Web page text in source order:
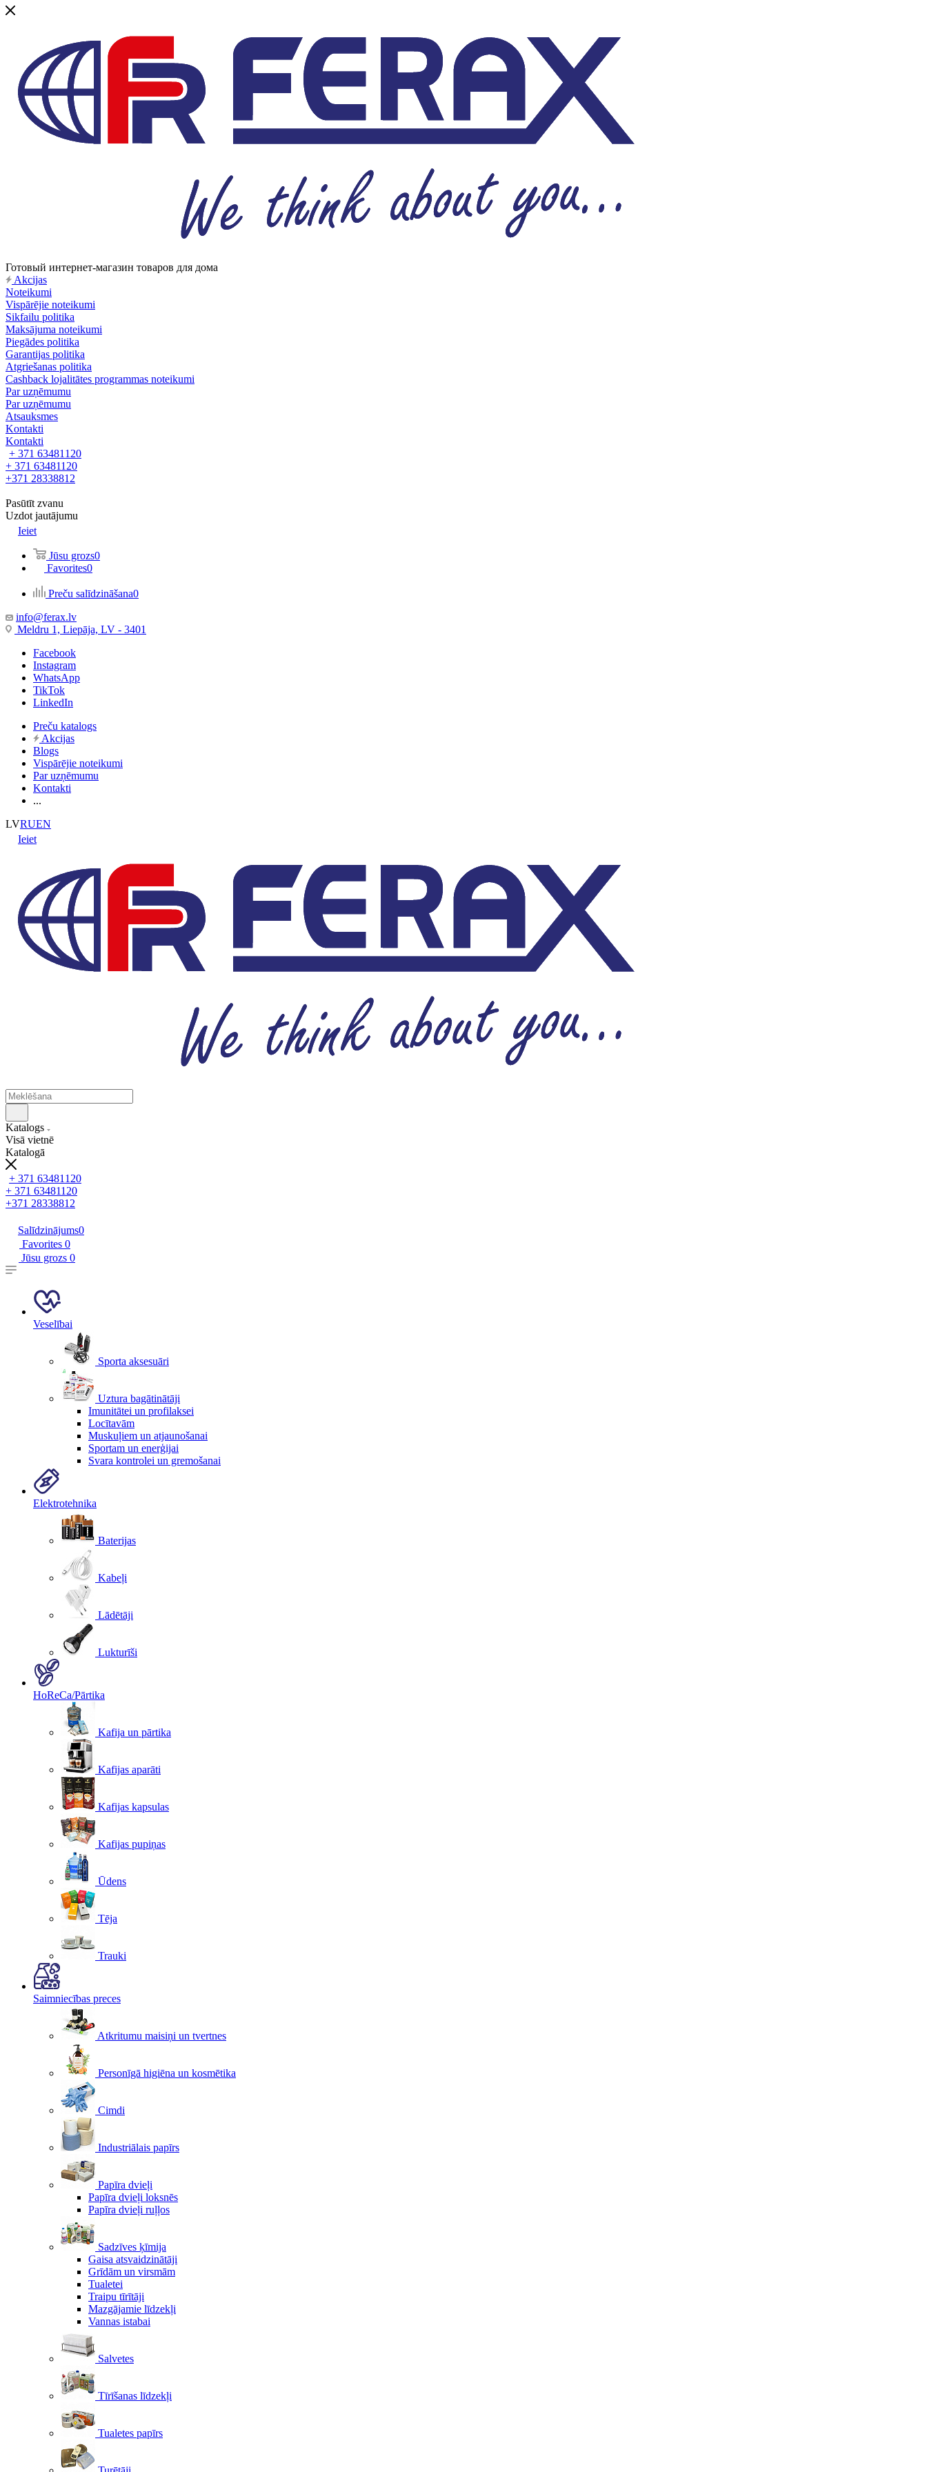
Готовый интернет-магазин товаров для дома
Akcijas
Noteikumi
Vispārējie noteikumi
Sikfailu politika
Maksājuma noteikumi
Piegādes politika
Garantijas politika
Atgriešanas politika
Cashback lojalitātes programmas noteikumi
Par uzņēmumu
Par uzņēmumu
Atsauksmes
Kontakti
Kontakti
+ 371 63481120
+ 371 63481120
+371 28338812
Pasūtīt zvanu
Uzdot jautājumu
Ieiet
Jūsu grozs0
Favorites0
Preču salīdzināšana0
info@ferax.lv
Meldru 1, Liepāja, LV - 3401
Facebook
Instagram
WhatsApp
TikTok
LinkedIn
Preču katalogs
Akcijas
Blogs
Vispārējie noteikumi
Par uzņēmumu
Kontakti
...
LVRUEN
Ieiet
Katalogs
Visā vietnē
Katalogā
+ 371 63481120
+ 371 63481120
+371 28338812
Salīdzinājums0
Favorites 0
Jūsu grozs 0
Veselībai
Sporta aksesuāri
Uztura bagātinātāji
Imunitātei un profilaksei
Locītavām
Muskuļiem un atjaunošanai
Sportam un enerģijai
Svara kontrolei un gremošanai
Elektrotehnika
Baterijas
Kabeļi
Lādētāji
Lukturīši
HoReCa/Pārtika
Kafija un pārtika
Kafijas aparāti
Kafijas kapsulas
Kafijas pupiņas
Ūdens
Tēja
Trauki
Saimniecības preces
Atkritumu maisiņi un tvertnes
Personīgā higiēna un kosmētika
Cimdi
Industriālais papīrs
Papīra dvieļi
Papīra dvieļi loksnēs
Papīra dvieļi ruļļos
Sadzīves ķīmija
Gaisa atsvaidzinātāji
Grīdām un virsmām
Tualetei
Traipu tīrītāji
Mazgājamie līdzekļi
Vannas istabai
Salvetes
Tīrīšanas līdzekļi
Tualetes papīrs